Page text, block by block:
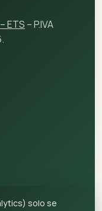
ETS – P.IVA
solo se